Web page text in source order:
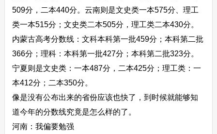
509分，二本440分。云南则是文史类一本575分、理工
类一本515分；文史类二本505分，理工类二本430分。
内蒙古高考分数线：文科本科第一批459分；本科第二批
366分；理科：本科第一批427分；本科第二批323分。
宁夏则是文史类：一本487分，二本425分；理工类：一
本412分；二本350分。
像是没有公布出来的省份应该也快了，到时候就能够知
道今年的分数线究竟是怎么样的了。
河南：我偏要勉强